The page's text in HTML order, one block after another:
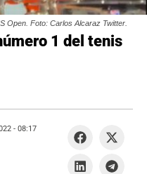
Open. Foto: Carlos Alcaraz Twitter.
1 del tenis
- 08:17